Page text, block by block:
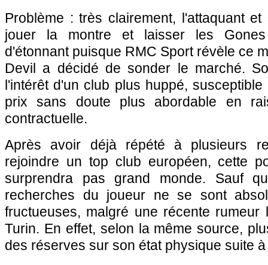
Problème : très clairement, l'attaquant
jouer la montre et laisser les
d'étonnant puisque RMC Sport révèle ce
Devil a décidé de sonder le marché.
l'intérêt d'un club plus huppé,
prix sans doute plus abordable en
contractuelle.
Après avoir déjà répété à plusieurs
rejoindre un top club européen, cette
surprendra pas grand monde. Sauf
recherches du joueur ne se sont
fructueuses, malgré une récente
Turin. En effet, selon la même source,
des réserves sur son état physique suite